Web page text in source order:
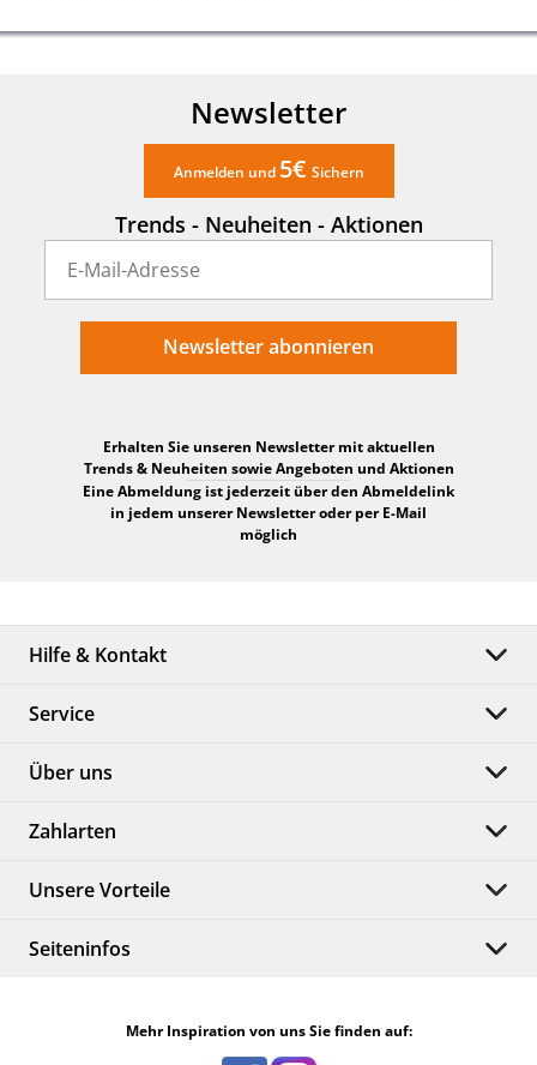
Newsletter
Anmelden und 5€ Sichern
Trends - Neuheiten - Aktionen
Newsletter abonnieren
Erhalten Sie unseren Newsletter mit aktuellen
Trends & Neuheiten sowie Angeboten und Aktionen
Eine Abmeldung ist jederzeit über den Abmeldelink
in jedem unserer Newsletter oder per E-Mail
möglich
Hilfe & Kontakt
Service
Über uns
Zahlarten
Unsere Vorteile
Seiteninfos
Mehr Inspiration von uns Sie finden auf: